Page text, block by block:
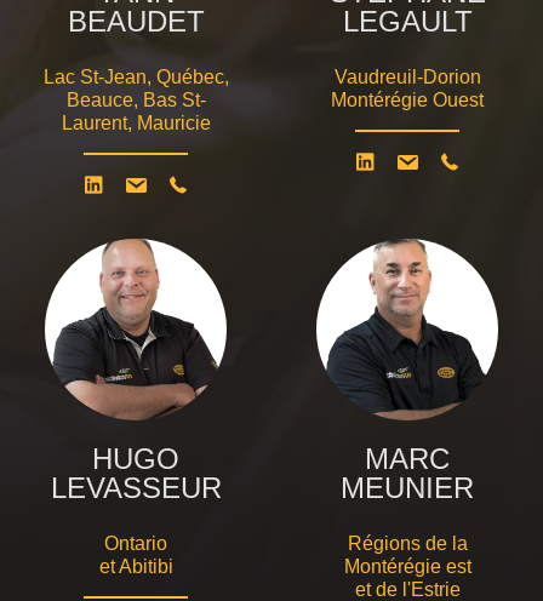
BEAUDET
Lac St-Jean, Québec,
Beauce, Bas St-
Laurent, Mauricie
LEGAULT
Vaudreuil-Dorion
Montérégie Ouest
HUGO
LEVASSEUR
Ontario
et Abitibi
MARC
MEUNIER
Régions de la
Montérégie est
et de l'Estrie